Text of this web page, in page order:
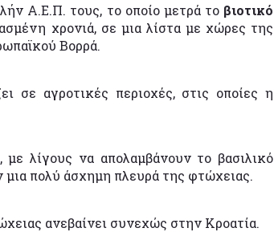
Α.Ε.Π. τους, το οποίο μετρά το βιοτικό
χρονιά, σε μια λίστα με χώρες της
Βορρά.
σε αγροτικές περιοχές, στις οποίες η
λίγους να απολαμβάνουν το βασιλικό
πολύ άσχημη πλευρά της φτώχειας.
ανεβαίνει συνεχώς στην Κροατία.